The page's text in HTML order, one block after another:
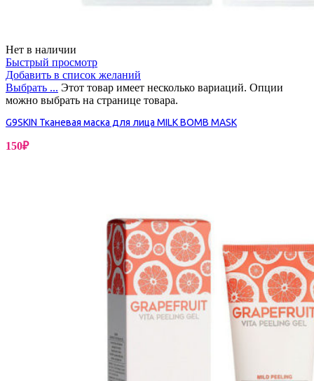
Нет в наличии
Быстрый просмотр
Добавить в список желаний
Выбрать ... Этот товар имеет несколько вариаций. Опции
можно выбрать на странице товара.
G9SKIN Тканевая маска для лица MILK BOMB MASK
150₽